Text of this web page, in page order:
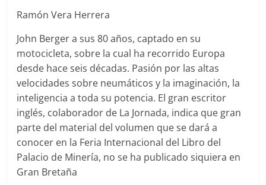
Ramón Vera Herrera
John Berger a sus 80 años, captado en su
motocicleta, sobre la cual ha recorrido Europa
desde hace seis décadas. Pasión por las altas
velocidades sobre neumáticos y la imaginación, la
inteligencia a toda su potencia. El gran escritor
inglés, colaborador de La Jornada, indica que gran
parte del material del volumen que se dará a
conocer en la Feria Internacional del Libro del
Palacio de Minería, no se ha publicado siquiera en
Gran Bretaña